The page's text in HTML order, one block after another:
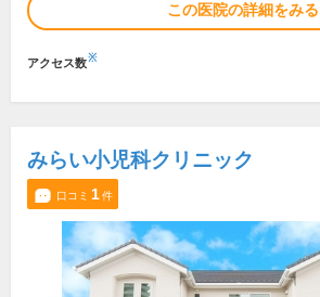
この医院の詳細をみる
アクセス数※
みらい小児科クリニック
口コミ 1件